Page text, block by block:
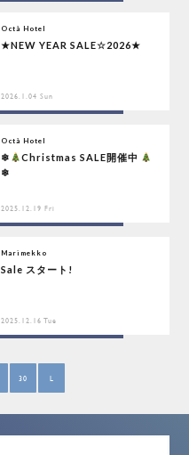
Octà Hotel
★NEW YEAR SALE☆2026★
2026.1.04 Sun
Octà Hotel
❄
Christmas SALE開催中
❄
2025.12.19 Fri
Marimekko
Sale スタート!
2025.12.16 Tue
30 L